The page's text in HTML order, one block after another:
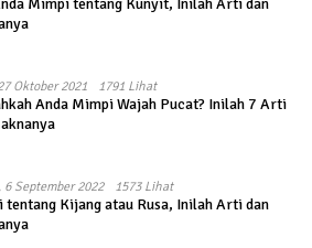
Oktober 2021 1791 Lihat
Anda Mimpi Wajah Pucat? Inilah 7 Arti
6 September 2022 1573 Lihat
tentang Kijang atau Rusa, Inilah Arti dan